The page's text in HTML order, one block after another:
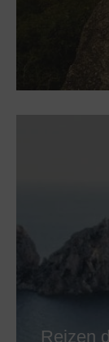
Reizen